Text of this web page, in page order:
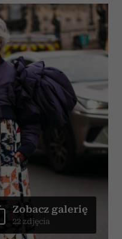
Zobacz galerię
22 zdjęcia